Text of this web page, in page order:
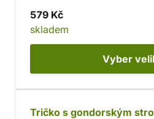
579 Kč
skladem
Vyber
Tričko s gondorským